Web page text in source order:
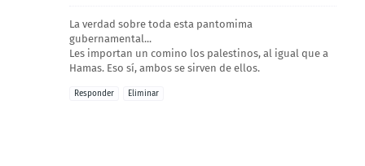
La verdad sobre toda esta pantomima
gubernamental...
Les importan un comino los palestinos, al igual que a
Hamas. Eso sí, ambos se sirven de ellos.
Responder Eliminar